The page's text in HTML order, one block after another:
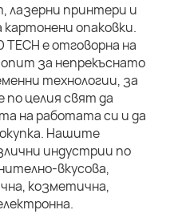
лазерни принтери и
опаковки.
е отговорна на
за непрекъснато
технологии, за
по целия свят да
на работата си и да
Нашите
индустрии по
вкусова,
козметична,